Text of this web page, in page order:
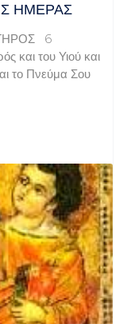
ΗΜΈΡΑΣ
6
και του Υιού και
το Πνεύμα Σου